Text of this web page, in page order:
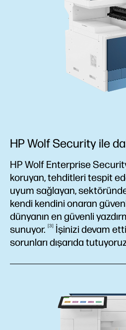
HP Wolf Security ile
HP Wolf Enterprise
koruyan, tehditleri tespit
uyum sağlayan,
kendi kendini onaran
dünyanın en güvenli
sunuyor.
3
İşinizi devam
sorunları dışarıda